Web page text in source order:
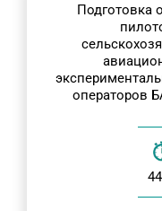
Подготовка
операторов